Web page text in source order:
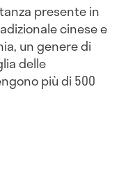
presente in
cinese e
un genere di
delle
più di 500